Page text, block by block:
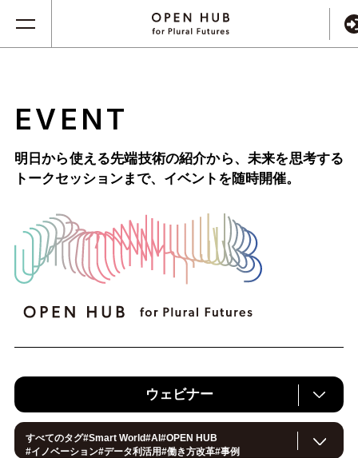
EVENT
明日から使える先端技術の紹介から、未来を思考する
トークセッションまで、 イベントを随時開催。
ウェビナー
すべてのタグ#Smart World#AI#OPEN HUB
#イノベーション#データ利活用#働き方改革#事例